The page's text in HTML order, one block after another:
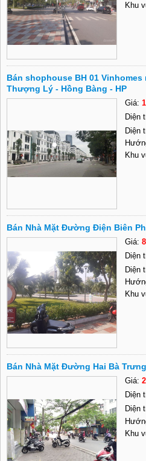
Khu
Bán shophouse BH 01
Thượng Lý - Hồng Bàng - HP
Giá:
Diện
Diện
Khu
Bán Nhà Mặt Đường Điện Biên
Giá:
Diện
Diện
Khu
Bán Nhà Mặt Đường Hai Bà
Giá:
Diện
Diện
Khu